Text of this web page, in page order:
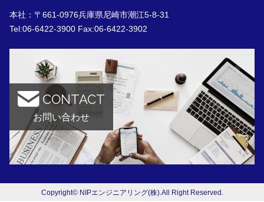
本社：〒661-0976兵庫県尼崎市潮江5-8-31
Tel:06-6422-3900 Fax:06-6422-3902
CONTACT
お問い合わせ
Copyright© NIPエンジニアリング(株).All Right Reserved.